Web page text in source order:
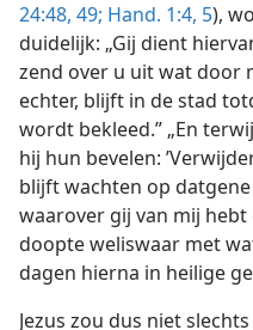
24:48, 49; Hand. 1:4, 5),
duidelijk: „Gij dient
zend over u uit wat door
echter, blijft in de stad
wordt bekleed.” „En
hij hun bevelen:
blijft wachten op
waarover gij van mij
doopte weliswaar met
dagen hierna in heilige
Jezus zou dus niet